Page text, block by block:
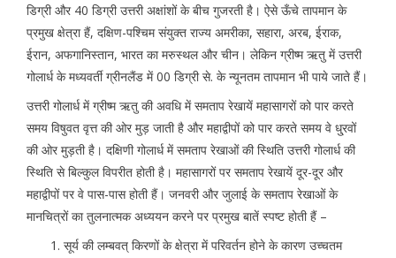
डिग्री और 40 डिग्री उत्तरी अक्षांशों के बीच गुजरती है। ऐसे ऊँचे तापमान के
प्रमुख क्षेत्रा हैं, दक्षिण-पश्चिम संयुक्त राज्य अमरीका, सहारा, अरब, ईराक,
ईरान, अफगानिस्तान, भारत का मरुस्थल और चीन। लेकिन ग्रीष्म ऋतु में उत्तरी
गोलार्ध के मध्यवर्ती ग्रीनलैंड में 00 डिग्री से. के न्यूनतम तापमान भी पाये जाते हैं।
उत्तरी गोलार्ध में ग्रीष्म ऋतु की अवधि में समताप रेखायें महासागरों को पार करते
समय विषुवत वृत्त की ओर मुड़ जाती है और महाद्वीपों को पार करते समय वे धु्रवों
की ओर मुड़ती है। दक्षिणी गोलार्ध में समताप रेखाओं की स्थिति उत्तरी गोलार्ध की
स्थिति से बिल्कुल विपरीत होती है। महासागरों पर समताप रेखायें दूर-दूर और
महाद्वीपों पर वे पास-पास होती हैं। जनवरी और जुलाई के समताप रेखाओं के
मानचित्रों का तुलनात्मक अध्ययन करने पर प्रमुख बातें स्पष्ट होती हैं –
सूर्य की लम्बवत् किरणों के क्षेत्रा में परिवर्तन होने के कारण उच्चतम